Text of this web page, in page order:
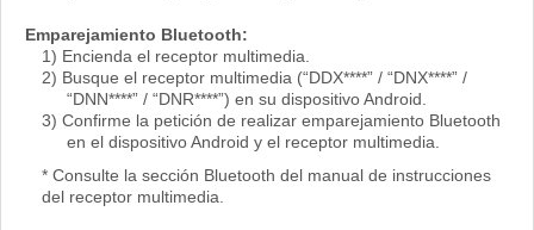
Emparejamiento Bluetooth:
1) Encienda el receptor multimedia.
2) Busque el receptor multimedia (“DDX****” / “DNX****” /
“DNN****” / “DNR****”) en su dispositivo Android.
3) Confirme la petición de realizar emparejamiento Bluetooth
en el dispositivo Android y el receptor multimedia.
* Consulte la sección Bluetooth del manual de instrucciones
del receptor multimedia.